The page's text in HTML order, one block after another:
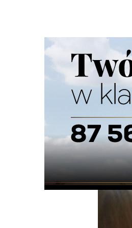
Ścieżka
nawigacyjna
Strona główna
ZDROWIE I URODA 26/
Zdrowie w XXI